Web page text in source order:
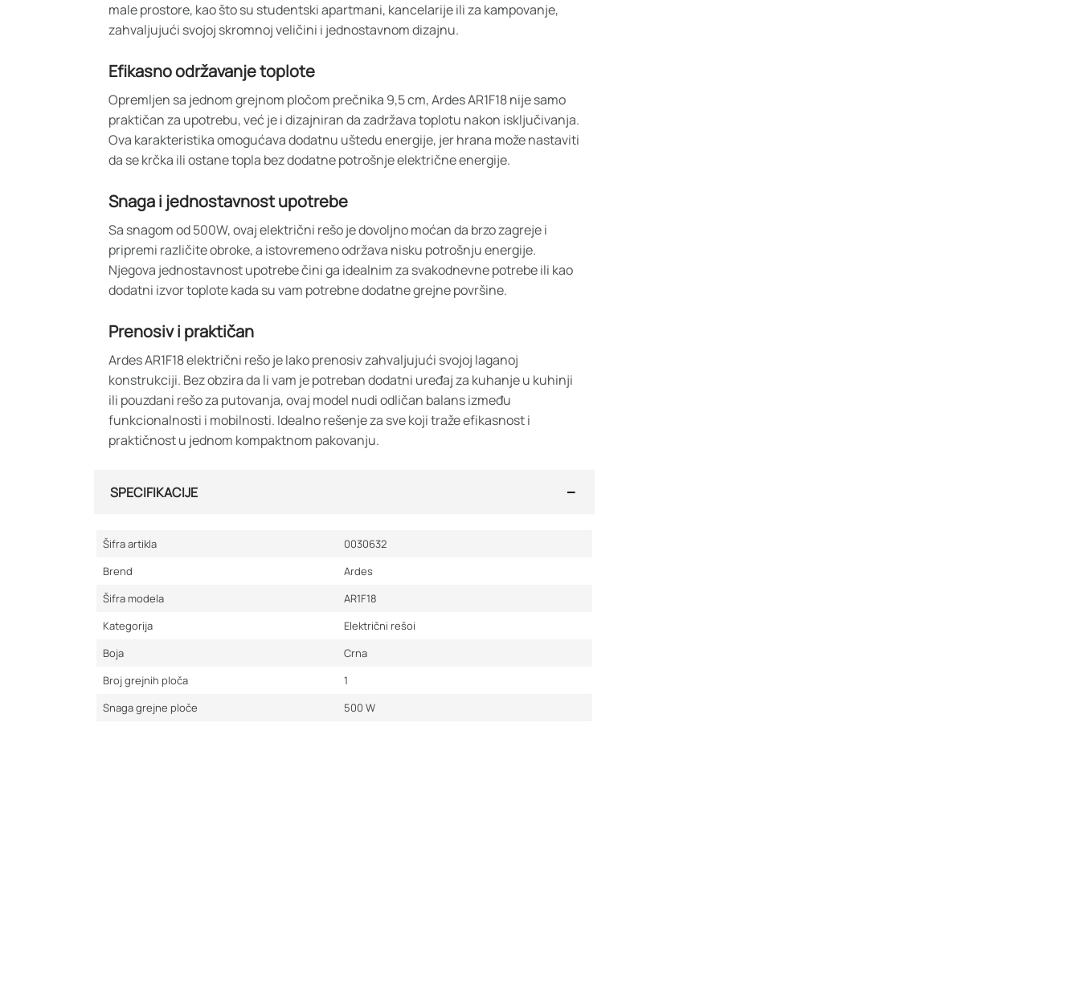
male prostore, kao što su studentski apartmani, kancelarije ili za kampovanje,
zahvaljujući svojoj skromnoj veličini i jednostavnom dizajnu.
Efikasno održavanje toplote
Opremljen sa jednom grejnom pločom prečnika 9,5 cm, Ardes AR1F18 nije samo
praktičan za upotrebu, već je i dizajniran da zadržava toplotu nakon isključivanja.
Ova karakteristika omogućava dodatnu uštedu energije, jer hrana može nastaviti
da se krčka ili ostane topla bez dodatne potrošnje električne energije.
Snaga i jednostavnost upotrebe
Sa snagom od 500W, ovaj električni rešo je dovoljno moćan da brzo zagreje i
pripremi različite obroke, a istovremeno održava nisku potrošnju energije.
Njegova jednostavnost upotrebe čini ga idealnim za svakodnevne potrebe ili kao
dodatni izvor toplote kada su vam potrebne dodatne grejne površine.
Prenosiv i praktičan
Ardes AR1F18 električni rešo je lako prenosiv zahvaljujući svojoj laganoj
konstrukciji. Bez obzira da li vam je potreban dodatni uređaj za kuhanje u kuhinji
ili pouzdani rešo za putovanja, ovaj model nudi odličan balans između
funkcionalnosti i mobilnosti. Idealno rešenje za sve koji traže efikasnost i
praktičnost u jednom kompaktnom pakovanju.
SPECIFIKACIJE
Šifra artikla
0030632
Brend
Ardes
Šifra modela
AR1F18
Kategorija
Električni rešoi
Boja
Crna
Broj grejnih ploča
1
Snaga grejne ploče
500W